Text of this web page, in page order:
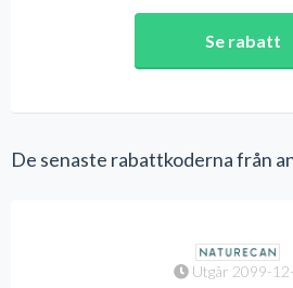
Se rabatt
De senaste rabattkoderna från
Utgår 2099-